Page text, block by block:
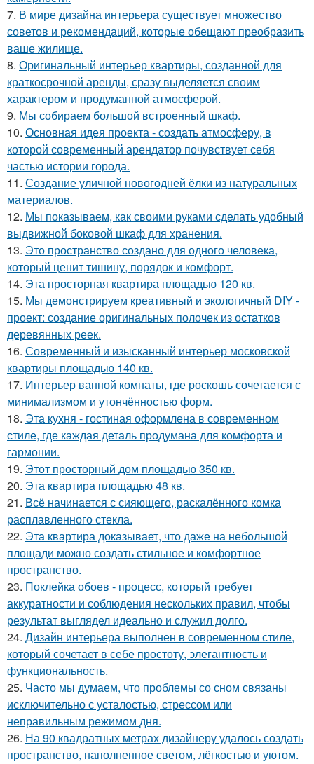
7. В мире дизайна интерьера существует множество
советов и рекомендаций, которые обещают преобразить
ваше жилище.
8. Оригинальный интерьер квартиры, созданной для
краткосрочной аренды, сразу выделяется своим
характером и продуманной атмосферой.
9. Мы собираем большой встроенный шкаф.
10. Основная идея проекта - создать атмосферу, в
которой современный арендатор почувствует себя
частью истории города.
11. Создание уличной новогодней ёлки из натуральных
материалов.
12. Мы показываем, как своими руками сделать удобный
выдвижной боковой шкаф для хранения.
13. Это пространство создано для одного человека,
который ценит тишину, порядок и комфорт.
14. Эта просторная квартира площадью 120 кв.
15. Мы демонстрируем креативный и экологичный DIY -
проект: создание оригинальных полочек из остатков
деревянных реек.
16. Современный и изысканный интерьер московской
квартиры площадью 140 кв.
17. Интерьер ванной комнаты, где роскошь сочетается с
минимализмом и утончённостью форм.
18. Эта кухня - гостиная оформлена в современном
стиле, где каждая деталь продумана для комфорта и
гармонии.
19. Этот просторный дом площадью 350 кв.
20. Эта квартира площадью 48 кв.
21. Всё начинается с сияющего, раскалённого комка
расплавленного стекла.
22. Эта квартира доказывает, что даже на небольшой
площади можно создать стильное и комфортное
пространство.
23. Поклейка обоев - процесс, который требует
аккуратности и соблюдения нескольких правил, чтобы
результат выглядел идеально и служил долго.
24. Дизайн интерьера выполнен в современном стиле,
который сочетает в себе простоту, элегантность и
функциональность.
25. Часто мы думаем, что проблемы со сном связаны
исключительно с усталостью, стрессом или
неправильным режимом дня.
26. На 90 квадратных метрах дизайнеру удалось создать
пространство, наполненное светом, лёгкостью и уютом.